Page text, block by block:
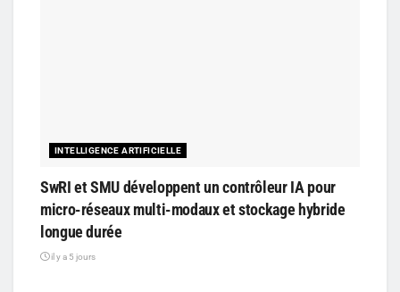
INTELLIGENCE ARTIFICIELLE
SwRI et SMU développent un contrôleur IA pour
micro-réseaux multi-modaux et stockage hybride
longue durée
il y a 5 jours